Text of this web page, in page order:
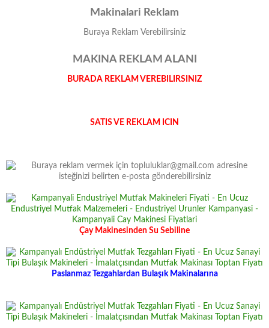
Makinalari Reklam
Buraya Reklam Verebilirsiniz
MAKINA REKLAM ALANI
BURADA REKLAM VEREBILIRSINIZ
SATIS VE REKLAM ICIN
Çay Makinesinden Su Sebiline
Paslanmaz Tezgahlardan Bulaşık Makinalarına